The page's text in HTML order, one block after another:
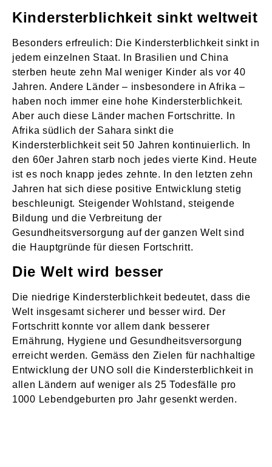
Kindersterblichkeit sinkt weltweit
Besonders erfreulich: Die Kindersterblichkeit sinkt in
jedem einzelnen Staat. In Brasilien und China
sterben heute zehn Mal weniger Kinder als vor 40
Jahren. Andere Länder – insbesondere in Afrika –
haben noch immer eine hohe Kindersterblichkeit.
Aber auch diese Länder machen Fortschritte. In
Afrika südlich der Sahara sinkt die
Kindersterblichkeit seit 50 Jahren kontinuierlich. In
den 60er Jahren starb noch jedes vierte Kind. Heute
ist es noch knapp jedes zehnte. In den letzten zehn
Jahren hat sich diese positive Entwicklung stetig
beschleunigt. Steigender Wohlstand, steigende
Bildung und die Verbreitung der
Gesundheitsversorgung auf der ganzen Welt sind
die Hauptgründe für diesen Fortschritt.
Die Welt wird besser
Die niedrige Kindersterblichkeit bedeutet, dass die
Welt insgesamt sicherer und besser wird. Der
Fortschritt konnte vor allem dank besserer
Ernährung, Hygiene und Gesundheitsversorgung
erreicht werden. Gemäss den Zielen für nachhaltige
Entwicklung der UNO soll die Kindersterblichkeit in
allen Ländern auf weniger als 25 Todesfälle pro
1000 Lebendgeburten pro Jahr gesenkt werden.